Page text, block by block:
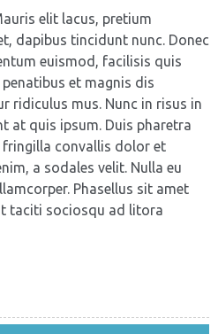
elit lacus, pretium
dapibus tincidunt nunc. Donec
euismod, facilisis quis
et magnis dis
ridiculus mus. Nunc in risus in
at quis ipsum. Duis pharetra
convallis dolor et
a sodales velit. Nulla eu
Phasellus sit amet
taciti sociosqu ad litora